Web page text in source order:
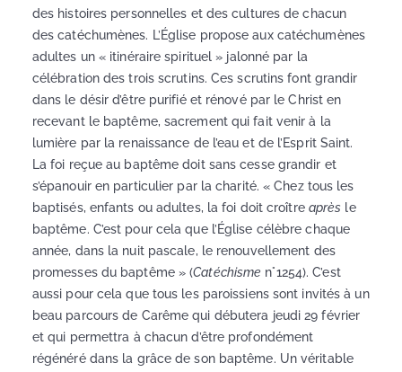
des histoires personnelles et des cultures de chacun
des catéchumènes. L’Église propose aux catéchumènes
adultes un « itinéraire spirituel » jalonné par la
célébration des trois scrutins. Ces scrutins font grandir
dans le désir d’être purifié et rénové par le Christ en
recevant le baptême, sacrement qui fait venir à la
lumière par la renaissance de l’eau et de l’Esprit Saint.
La foi reçue au baptême doit sans cesse grandir et
s’épanouir en particulier par la charité. « Chez tous les
baptisés, enfants ou adultes, la foi doit croître après le
baptême. C’est pour cela que l’Église célèbre chaque
année, dans la nuit pascale, le renouvellement des
promesses du baptême » (Catéchisme n°1254). C’est
aussi pour cela que tous les paroissiens sont invités à un
beau parcours de Carême qui débutera jeudi 29 février
et qui permettra à chacun d’être profondément
régénéré dans la grâce de son baptême. Un véritable